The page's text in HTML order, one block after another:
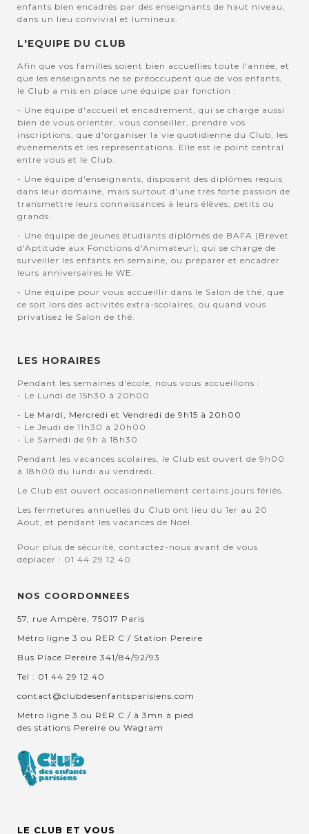
enfants bien encadrés par des enseignants de haut niveau,
dans un lieu convivial et lumineux.
L'EQUIPE DU CLUB
Afin que vos familles soient bien accuellies toute l'année, et
que les enseignants ne se préoccupent que de vos enfants,
le Club a mis en place une équipe par fonction :
- Une équipe d'accueil et encadrement, qui se charge aussi
bien de vous orienter, vous conseiller, prendre vos
inscriptions, que d'organiser la vie quotidienne du Club, les
évènements et les représentations. Elle est le point central
entre vous et le Club.
- Une équipe d'enseignants, disposant des diplômes requis
dans leur domaine, mais surtout d'une très forte passion de
transmettre leurs connaissances à leurs élèves, petits ou
grands.
- Une équipe de jeunes étudiants diplômés de BAFA (Brevet
d'Aptitude aux Fonctions d'Animateur); qui se charge de
surveiller les enfants en semaine, ou préparer et encadrer
leurs anniversaires le WE.
- Une équipe pour vous accueillir dans le Salon de thé, que
ce soit lors des activités extra-scolaires, ou quand vous
privatisez le Salon de thé.
LES HORAIRES
Pendant les semaines d'école, nous vous accueillons :
- Le Lundi de 15h30 à 20h00
- Le Mardi, Mercredi et Vendredi de 9h15 à 20h00
- Le Jeudi de 11h30 à 20h00
- Le Samedi de 9h à 18h30
Pendant les vacances scolaires, le Club est ouvert de 9h00
à 18h00 du lundi au vendredi.
Le Club est ouvert occasionnellement certains jours fériés.
Les fermetures annuelles du Club ont lieu du 1er au 20
Aout, et pendant les vacances de Noel.
Pour plus de sécurité, contactez-nous avant de vous
déplacer : 01 44 29 12 40.
NOS COORDONNEES
57, rue Ampère, 75017 Paris
Métro ligne 3 ou RER C / Station Pereire
Bus Place Pereire 341/84/92/93
Tel : 01 44 29 12 40
contact@clubdesenfantsparisiens.com
Métro ligne 3 ou RER C / à 3mn à pied
des stations Pereire ou Wagram
LE CLUB ET VOUS